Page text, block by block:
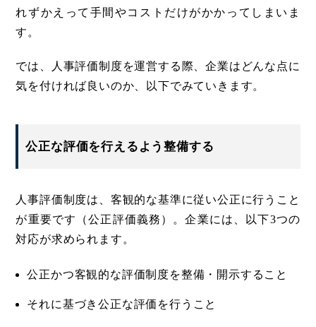
れずかえって手間やコストだけがかかってしまいま
す。
では、人事評価制度を運営する際、企業はどんな点に
気を付ければ良いのか、以下でみていきます。
公正な評価を行えるよう整備する
人事評価制度は、客観的な基準に従い公正に行うこと
が重要です（公正評価義務）。企業には、以下3つの
対応が求められます。
公正かつ客観的な評価制度を整備・開示すること
それに基づき公正な評価を行うこと